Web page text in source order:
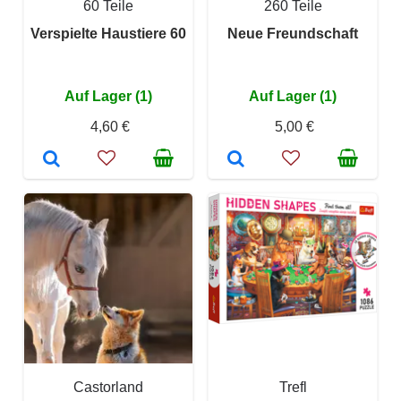
60 Teile
Verspielte Haustiere 60
Auf Lager (1)
4,60 €
260 Teile
Neue Freundschaft
Auf Lager (1)
5,00 €
Castorland
Trefl